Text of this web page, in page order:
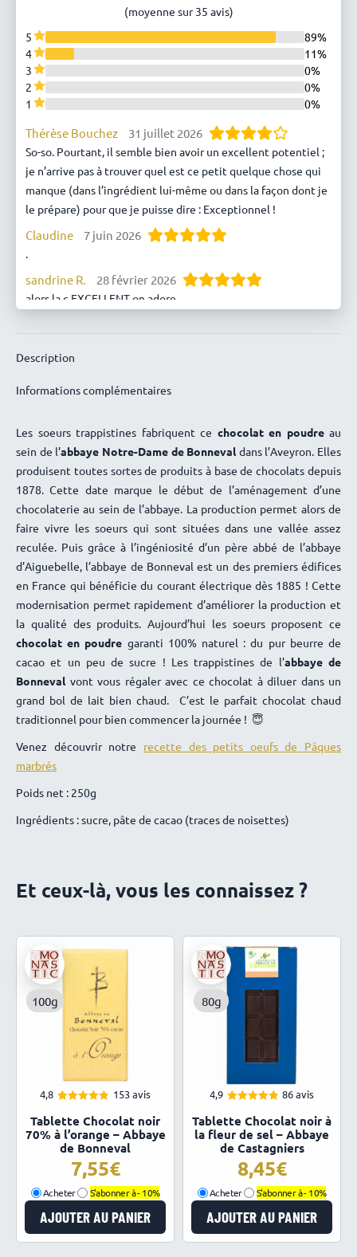
(moyenne sur 35 avis)
5
89%
4
11%
3
0%
2
0%
1
0%
Thérèse Bouchez 31 juillet 2026
So-so. Pourtant, il semble bien avoir un excellent potentiel ;
je n’arrive pas à trouver quel est ce petit quelque chose qui
manque (dans l’ingrédient lui-même ou dans la façon dont je
le prépare) pour que je puisse dire : Exceptionnel !
Claudine 7 juin 2026
.
sandrine R. 28 février 2026
alors la c EXCELLENT on adore
article est goûteux à souhait.
BRUNO CADOR 8 novembre 2025
Bernadette RALAIVOAVY 5 novembre 2025
Parfait
Christine 7 mars 2025
Merci pour votre suivi. Nous avons bien reçu le colis hier;
donc tout va bien
Marie de Liechtenstein 27 novembre 2024
Ma fille adore
Christine Blandeau 25 novembre 2024
Un peu cher mais très bon
Bruno 14 novembre 2024
Bien réceptionné le colis
Rien ne manque.
Tout est en bonne état et de plus Bien emballé
Encore merci 😊
Description
Informations complémentaires
Les soeurs trappistines fabriquent ce chocolat en poudreau
sein de l’abbaye Notre-Dame de Bonnevaldans l’Aveyron. Elles
produisent toutes sortes de produits à base de chocolats depuis
1878. Cette date marque le début de l’aménagement d’une
chocolaterie au sein de l’abbaye. La production permet alors de
faire vivre les soeurs qui sont situées dans une vallée assez
reculée. Puis grâce à l’ingéniosité d’un père abbé de l’abbaye
d’Aiguebelle, l’abbaye de Bonneval est un des premiers édifices
en France qui bénéficie du courant électrique dès 1885 ! Cette
modernisation permet rapidement d’améliorer la production et
la qualité des produits. Aujourd’hui les soeurs proposent ce
chocolat en poudre garanti 100% naturel : du pur beurre de
cacao et un peu de sucre ! Les trappistines de l’abbaye de
Bonnevalvont vous régaler avec ce chocolat à diluer dans un
grand bol de lait bien chaud. C’est le parfait chocolat chaud
traditionnel pour bien commencer la journée ! 😇
Venez découvrir notre recette des petits oeufs de Pâques
marbrés
Poids net : 250g
Ingrédients : sucre, pâte de cacao (traces de noisettes)
Et ceux-là, vous les connaissez ?
100g
4,8
sur 5
153 avis
Tablette Chocolat noir
70% à l’orange – Abbaye
de Bonneval
7,55
Acheter S'abonner à -10%
AJOUTER AU PANIER
80g
4,9
sur 5
86 avis
Tablette Chocolat noir à
la fleur de sel – Abbaye
de Castagniers
8,45
Acheter S'abonner à -10%
AJOUTER AU PANIER